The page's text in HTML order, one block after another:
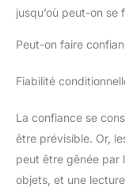
jusqu’où peut-on se
Peut-on faire
Fiabilité
La confiance se
être prévisible. Or,
peut être gênée par
objets, et une